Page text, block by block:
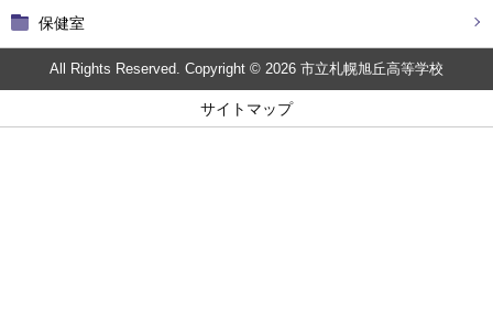
保健室
All Rights Reserved. Copyright © 2026 市立札幌旭丘高等学校
サイトマップ